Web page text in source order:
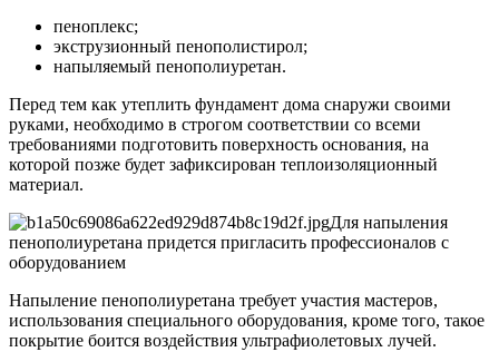
пеноплекс;
экструзионный пенополистирол;
напыляемый пенополиуретан.
Перед тем как утеплить фундамент дома снаружи своими
руками, необходимо в строгом соответствии со всеми
требованиями подготовить поверхность основания, на
которой позже будет зафиксирован теплоизоляционный
материал.
Для напыления
пенополиуретана придется пригласить профессионалов с
оборудованием
Напыление пенополиуретана требует участия мастеров,
использования специального оборудования, кроме того, такое
покрытие боится воздействия ультрафиолетовых лучей.